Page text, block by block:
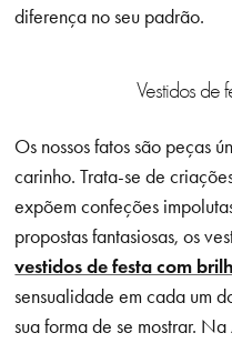
diferença no seu padrão.
Vestidos de
Os nossos fatos são peças
carinho. Trata-se de
expõem confeções
propostas fantasiosas, os
vestidos de festa com
sensualidade em cada um
sua forma de se mostrar.